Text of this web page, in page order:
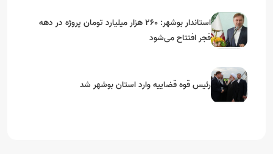
استاندار بوشهر: ۲۶۰ هزار میلیارد تومان پروژه در دهه
فجر افتتاح می‌شود
رئیس قوه قضاییه وارد استان بوشهر شد